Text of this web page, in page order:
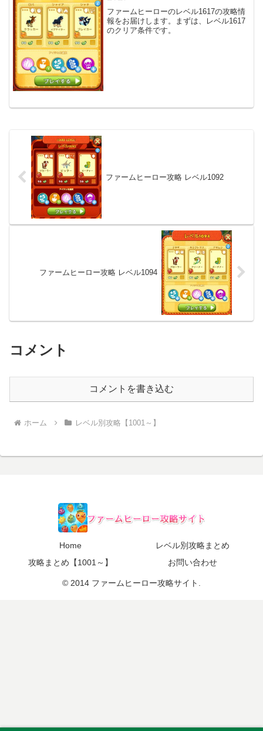
ファームヒーローのレベル1617の攻略情
報をお届けします。まずは、レベル1617
のクリア条件です。
ファームヒーロー攻略 レベル1092
ファームヒーロー攻略 レベル1094
コメント
コメントを書き込む
ホーム レベル別攻略【1001～】
Home
レベル別攻略まとめ
攻略まとめ【1001～】
お問い合わせ
© 2014 ファームヒーロー攻略サイト.